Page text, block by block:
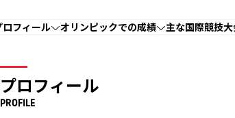
ロフィール オリンピックでの成績 主な国際競技
プロフィール
PROFILE